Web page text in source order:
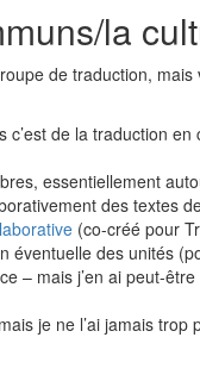
la
de traduction,
de la traduction
essentiellement
des textes
(co-créé pour
des unités
mais j’en ai peut-
je ne l’ai jamais